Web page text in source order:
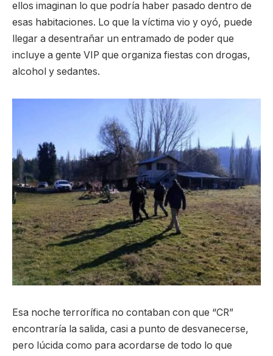
ellos imaginan lo que podría haber pasado dentro de
esas habitaciones. Lo que la víctima vio y oyó, puede
llegar a desentrañar un entramado de poder que
incluye a gente VIP que organiza fiestas con drogas,
alcohol y sedantes.
Esa noche terrorífica no contaban con que “CR”
encontraría la salida, casi a punto de desvanecerse,
pero lúcida como para acordarse de todo lo que